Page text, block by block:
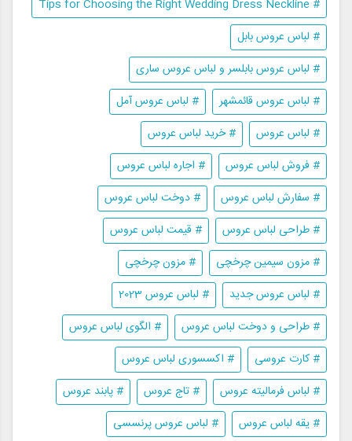
# Tips for Choosing the Right Wedding Dress Neckline
# لباس عروس بابل
# لباس عروس بابلسر و لباس عروس ساری
# لباس عروس قائمشهر
# لباس عروس آمل
# لباس عروس
# خرید لباس عروس
# فروش لباس عروس
# اجاره لباس عروس
# سفارش لباس عروس
# دوخت لباس عروس
# طراحی لباس عروس
# قیمت لباس عروس
# مزون سیمین چرخچی
# مزون چرخچی
# لباس عروس جدید
# لباس عروس 2023
# طراحی و دوخت لباس عروس
# الگوی لباس عروس
# کارت عروسی
# اکسسوری لباس عروس
# لباس فرمالیته عروس
# تاج عروس
# پابند عروس
# یقه لباس عروس
# لباس عروس پرنسسی